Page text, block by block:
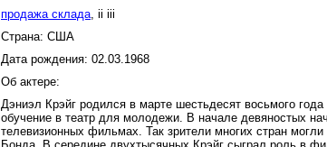
продажа склада, ii iii
Страна: США
Дата рождения: 02.03.1968
Об актере:
Дэниэл Крэйг родился в марте шестьдесят восьмого
обучение в театр для молодежи. В начале девяностых
телевизионных фильмах. Так зрители многих стран могли